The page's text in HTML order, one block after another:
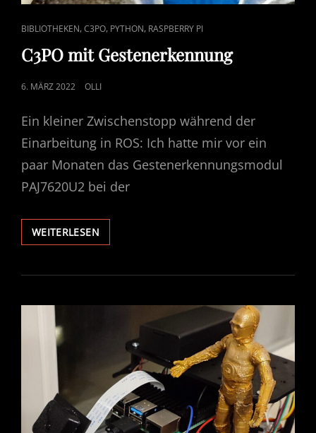
CAT
LINKS
BIBLIOTHEKEN,C3PO, PYTHON, RASPBERRY PI
C3PO mit Gestenerkennung
POSTED
6. MÄRZ 2022 OLLI
Ein kleiner Zwischenstopp während der
Einarbeitung in ROS: Ich hatte mir vor ein
paar Monaten das Gestenerkennungsmodul
PAJ7620U2 bei der
WEITERLESENC3PO
MIT